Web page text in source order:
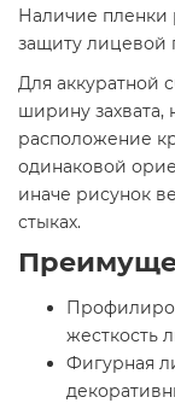
Наличие пленки
защиту лицевой
Для аккуратной
ширину захвата,
расположение
одинаковой
иначе рисунок
стыках.
жесткость
Фигурная